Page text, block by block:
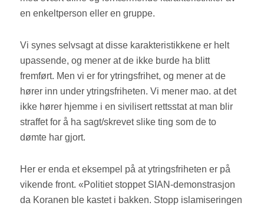
en enkeltperson eller en gruppe.
Vi synes selvsagt at disse karakteristikkene er helt
upassende, og mener at de ikke burde ha blitt
fremført. Men vi er for ytringsfrihet, og mener at de
hører inn under ytringsfriheten. Vi mener mao. at det
ikke hører hjemme i en sivilisert rettsstat at man blir
straffet for å ha sagt/skrevet slike ting som de to
dømte har gjort.
Her er enda et eksempel på at ytringsfriheten er på
vikende front. «Politiet stoppet SIAN-demonstrasjon
da Koranen ble kastet i bakken. Stopp islamiseringen